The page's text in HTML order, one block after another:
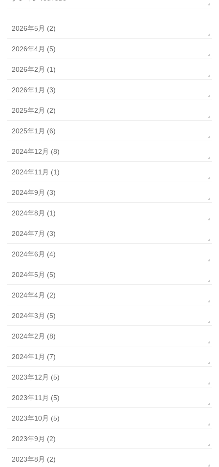
2026年5月 (2)
2026年4月 (5)
2026年2月 (1)
2026年1月 (3)
2025年2月 (2)
2025年1月 (6)
2024年12月 (8)
2024年11月 (1)
2024年9月 (3)
2024年8月 (1)
2024年7月 (3)
2024年6月 (4)
2024年5月 (5)
2024年4月 (2)
2024年3月 (5)
2024年2月 (8)
2024年1月 (7)
2023年12月 (5)
2023年11月 (5)
2023年10月 (5)
2023年9月 (2)
2023年8月 (2)